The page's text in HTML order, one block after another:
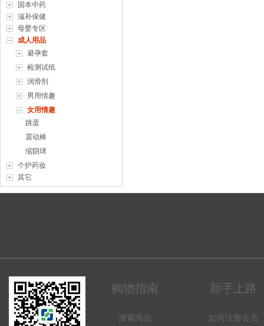
国本中药
滋补保健
母婴专区
成人用品
避孕套
检测试纸
润滑剂
男用情趣
女用情趣
跳蛋
震动棒
缩阴球
个护药妆
其它
购物指南
搜索商品
新手上路
如何注册会员